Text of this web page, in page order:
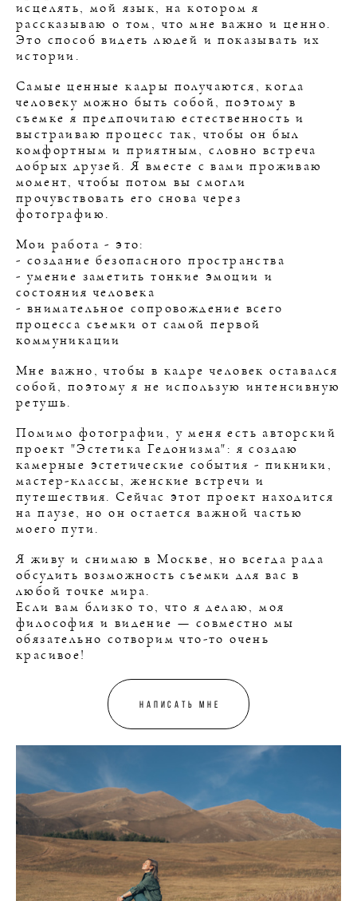
исцелять, мой язык, на котором я
рассказываю о том, что мне важно и ценно.
Это способ видеть людей и показывать их
истории.
Самые ценные кадры получаются, когда
человеку можно быть собой, поэтому в
съемке я предпочитаю естественность и
выстраиваю процесс так, чтобы он был
комфортным и приятным, словно встреча
добрых друзей. Я вместе с вами проживаю
момент, чтобы потом вы смогли
прочувствовать его снова через
фотографию.
Мои работа - это:
- создание безопасного пространства
- умение заметить тонкие эмоции и
состояния человека
- внимательное сопровождение всего
процесса съемки от самой первой
коммуникации
Мне важно, чтобы в кадре человек оставался
собой, поэтому я не использую интенсивную
ретушь.
Помимо фотографии, у меня есть авторский
проект "Эстетика Гедонизма": я создаю
камерные эстетические события - пикники,
мастер-классы, женские встречи и
путешествия. Сейчас этот проект находится
на паузе, но он остается важной частью
моего пути.
Я живу и снимаю в Москве, но всегда рада
обсудить возможность съемки для вас в
любой точке мира.
Если вам близко то, что я делаю, моя
философия и видение — совместно мы
обязательно сотворим что-то очень
красивое!
написать мне